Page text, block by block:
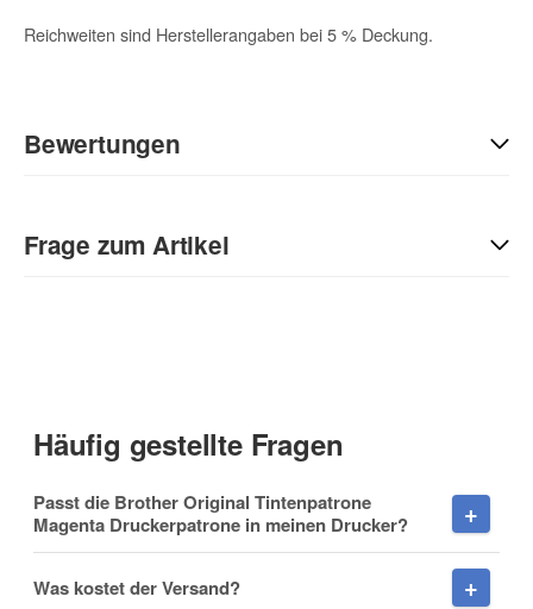
Reichweiten sind Herstellerangaben bei 5 % Deckung.
Bewertungen
Sie Anderen bei der Kaufentscheidung:
Frage zum Artikel
Häufig gestellte Fragen
Passt die Brother Original Tintenpatrone
Magenta Druckerpatrone in meinen Drucker?
Was kostet der Versand?